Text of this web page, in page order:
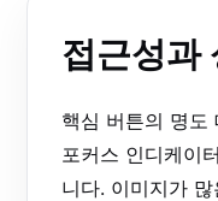
접근성과
핵심 버튼의 명도
포커스 인디케이
니다. 이미지가